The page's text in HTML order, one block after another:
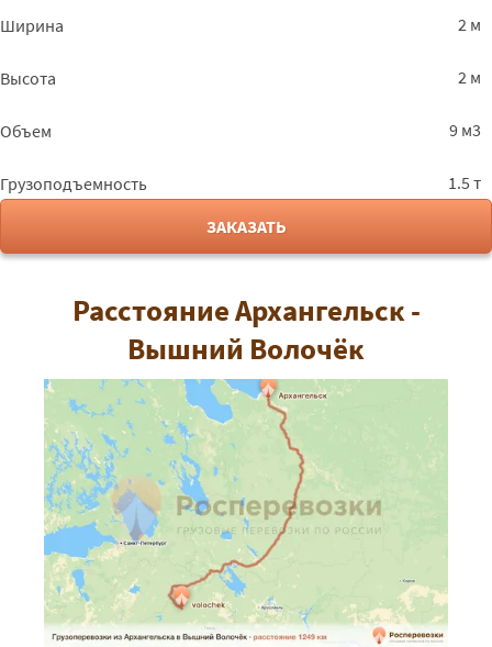
Ширина 2 м
Высота 2 м
Объем 9 м3
Грузоподъемность
1.5 т
ЗАКАЗАТЬ
Расстояние Архангельск -
Вышний Волочёк